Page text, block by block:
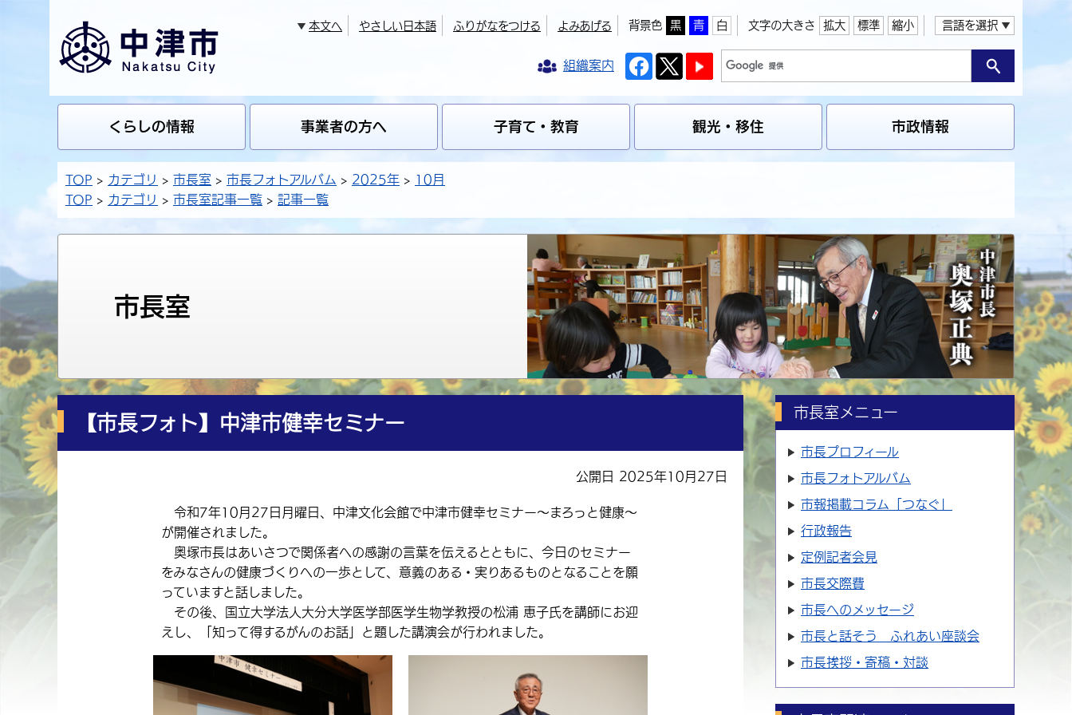
本文へ やさしい日本語 ふりがなをつける よみあげる 背景色 黒 青 白 文字の大きさ 拡大 標準 縮小 言語を選択
組織案内
くらしの情報 事業者の方へ 子育て・教育 観光・移住 市政情報
TOP カテゴリ 市長室 市長フォトアルバム 2025年
10月
TOP
カテゴリ 市長室記事一覧 記事一覧
市長室
【市長フォト】中津市健幸セミナー
公開日 2025年10月27日
令和7年10月27日月曜日、中津文化会館で中津市健幸セミナー～まろっと健康～
が開催されました。
奥塚市長はあいさつで関係者への感謝の言葉を伝えるとともに、今日のセミナー
をみなさんの健康づくりへの一歩として、意義のある・実りあるものとなることを願
っていますと話しました。
その後、国立大学法人大分大学医学部医学生物学教授の松浦 恵子氏を講師にお迎
えし、「知って得するがんのお話」と題した講演会が行われました。
市長室メニュー
市長プロフィール
市長フォトアルバム
市報掲載コラム「つなぐ」
行政報告
定例記者会見
市長交際費
市長へのメッセージ
市長と話そう ふれあい座談会
市長挨拶・寄稿・対談